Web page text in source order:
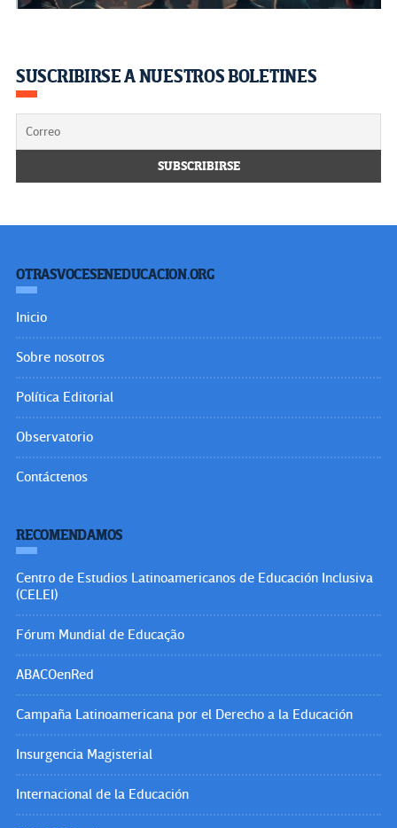
SUSCRIBIRSE A NUESTROS BOLETINES
OTRASVOCESENEDUCACION.ORG
Inicio
Sobre nosotros
Política Editorial
Observatorio
Contáctenos
RECOMENDAMOS
Centro de Estudios Latinoamericanos de Educación Inclusiva
(CELEI)
Fórum Mundial de Educação
ABACOenRed
Campaña Latinoamericana por el Derecho a la Educación
Insurgencia Magisterial
Internacional de la Educación